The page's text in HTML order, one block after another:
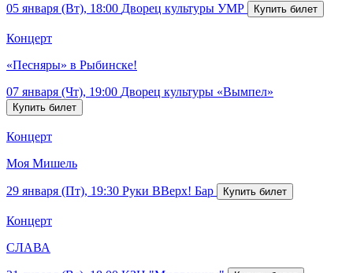
05 января (Вт), 18:00 Дворец культуры УМР
Концерт
«Песняры» в Рыбинске!
07 января (Чт), 19:00 Дворец культуры «Вымпел»
Концерт
Моя Мишель
29 января (Пт), 19:30 Руки ВВерх! Бар
Концерт
СЛАВА